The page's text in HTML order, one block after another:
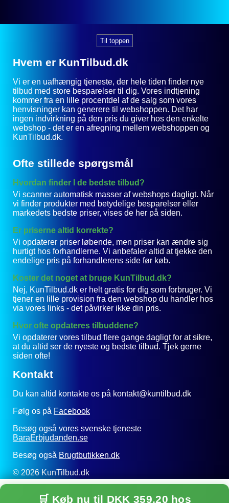
🛒 Køb nu til DKK 359,20 hos
Til toppen
Hvem er KunTilbud.dk
Vi er en uafhængig tjeneste, der hele tiden finder nye
tilbud med store besparelser til dig. Vores indtjening
kommer fra en lille procentdel af de salg som vores
henvisninger kan generere til webshoppen. Det har
ingen indvirkning på den pris du giver hos den enkelte
webshop - det er en afregning mellem webshoppen og
KunTilbud.dk.
Ofte stillede spørgsmål
Hvordan finder I de bedste tilbud?
Vi scanner automatisk masser af webshops dagligt. Når
vi finder produkter med betydelige besparelser eller
markedets bedste priser, vises de her på siden.
Er priserne altid korrekte?
Vi opdaterer priser løbende, men priser kan ændre sig
hurtigt hos forhandlerne. Vi anbefaler altid at tjekke den
endelige pris på forhandlerens side før køb.
Koster det noget at bruge KunTilbud.dk?
Nej, KunTilbud.dk er helt gratis for dig som forbruger. Vi
tjener en lille provision fra den webshop du handler hos
via vores links - det påvirker ikke din pris.
Hvor ofte opdateres tilbuddene?
Vi opdaterer vores tilbud flere gange dagligt for at sikre,
at du altid ser de nyeste og bedste tilbud. Tjek gerne
siden ofte!
Kontakt
Du kan altid kontakte os på kontakt@kuntilbud.dk
Følg os på Facebook
Besøg også vores svenske tjeneste
BaraErbjudanden.se
Besøg også Brugtbutikken.dk
© 2026 KunTilbud.dk